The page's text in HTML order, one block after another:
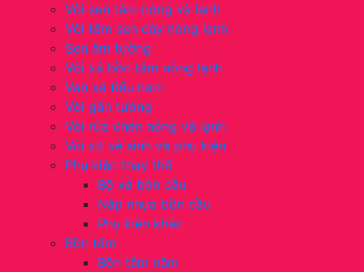
Vòi sen tắm nóng và lạnh
Vòi tắm sen cây nóng lạnh
Sen âm tường
Vòi xả bồn tắm nóng lạnh
Van xả tiểu nam
Vòi gắn tường
Vòi rửa chén nóng và lạnh
Vòi xịt vệ sinh và phụ kiện
Phụ kiện thay thế
Bộ xả bồn cầu
Nắp nhựa bồn cầu
Phụ kiện khác
Bồn tắm
Bồn tắm nằm